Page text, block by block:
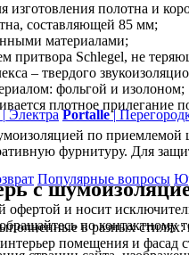
изготовления полотна и
составляющей 85 мм;
материалами;
Schlegel, не
– твердого
фольгой и изолоном;
плотное прилегание
по приемлемой
фурнитуру. Для
с
в разных
помещения и
|Электра Portalle |
Популярные вопросы
офертой и носит
по контактному